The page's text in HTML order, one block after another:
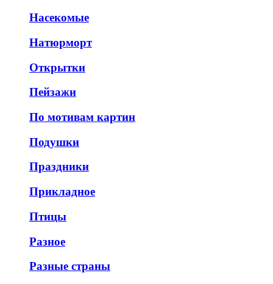
Насекомые
Натюрморт
Открытки
Пейзажи
По мотивам картин
Подушки
Праздники
Прикладное
Птицы
Разное
Разные страны